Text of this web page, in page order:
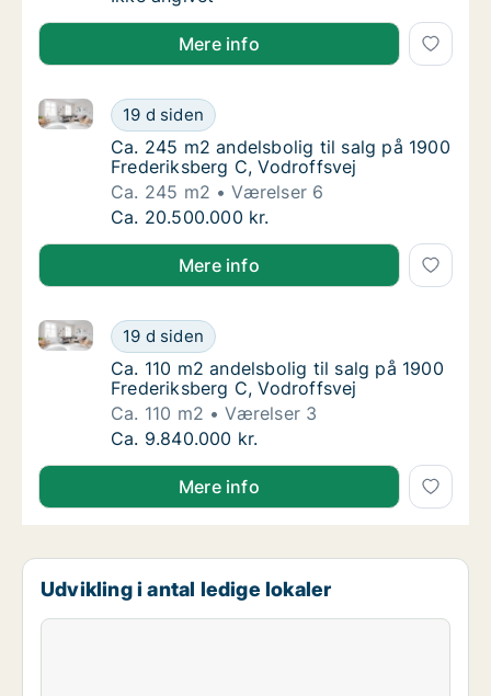
Mere info
Ca. 245 m2 andelsbolig til salg på 1900
19 d siden
Ca. 245 m2 andelsbolig til salg på 1900
Ca. 245 m2 andelsbolig til salg på 1900
Ca. 245 m2 andelsbolig til salg på 1900
Frederiksberg C, Vodroffsvej
Ca. 245 m2
Værelser 6
Ca. 245 m2 andelsbolig til salg på 1900
Ca. 20.500.000 kr.
Mere info
Ca. 110 m2 andelsbolig til salg på 1900
19 d siden
Ca. 110 m2 andelsbolig til salg på 1900
Ca. 110 m2 andelsbolig til salg på 1900
Ca. 110 m2 andelsbolig til salg på 1900
Frederiksberg C, Vodroffsvej
Ca. 110 m2
Værelser 3
Ca. 110 m2 andelsbolig til salg på 1900
Ca. 9.840.000 kr.
Mere info
Udvikling i antal ledige lokaler